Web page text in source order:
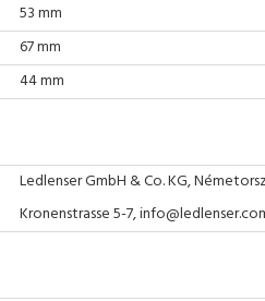
53 mm
67 mm
44 mm
Ledlenser GmbH & Co. KG,
Kronenstrasse 5-7,